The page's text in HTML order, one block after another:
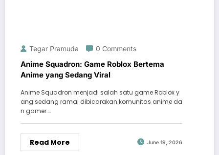
Tegar Pramuda 0 Comments
Anime Squadron: Game Roblox Bertema
Anime yang Sedang Viral
Anime Squadron menjadi salah satu game Roblox y
ang sedang ramai dibicarakan komunitas anime da
n gamer.…
Read More June 19, 2026